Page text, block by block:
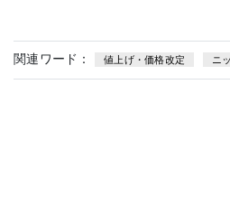
関連ワード： 値上げ・価格改定 ニ